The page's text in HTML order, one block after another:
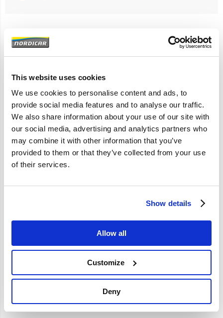
This website uses cookies
We use cookies to personalise content and ads, to
provide social media features and to analyse our traffic.
We also share information about your use of our site with
our social media, advertising and analytics partners who
may combine it with other information that you’ve
provided to them or that they’ve collected from your use
of their services.
Show details
Allow all
Customize
Deny
Artikelomschrijving
1947-1950
4 bolt hubs
Specificaties
Merk